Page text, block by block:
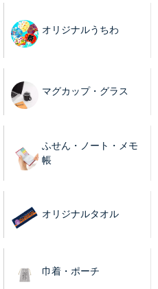
オリジナルうちわ
マグカップ・グラス
ふせん・ノート・メモ
帳
オリジナルタオル
巾着・ポーチ